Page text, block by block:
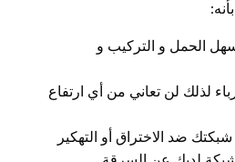
الحمل و التركيب و
لذلك لن تعاني من أي ارتفاع
يؤمن مقوي سيرفس 5G شبكتك ضد الاختراق أو التهكير